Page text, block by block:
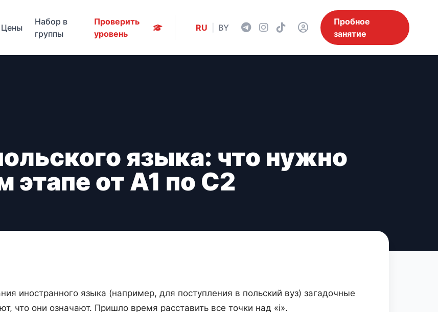
Цены
Набор в
группы
Проверить
уровень
RU BY
Пробное
занятие
языка: что нужно
этапе от А1 по С2
иностранного языка (например, для поступления в польский вуз) загадочные
что они означают. Пришло время расставить все точки над «i».